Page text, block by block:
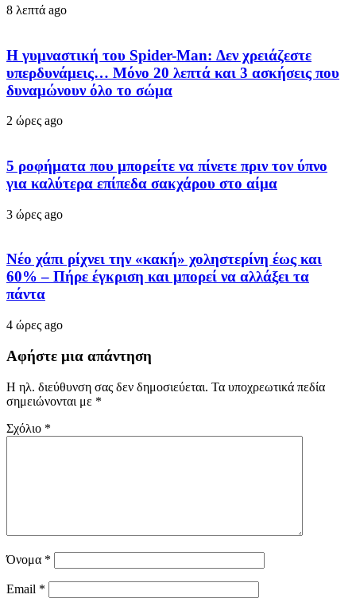
8 λεπτά ago
Η γυμναστική του Spider-Man: Δεν χρειάζεστε
υπερδυνάμεις… Μόνο 20 λεπτά και 3 ασκήσεις που
δυναμώνουν όλο το σώμα
2 ώρες ago
5 ροφήματα που μπορείτε να πίνετε πριν τον ύπνο
για καλύτερα επίπεδα σακχάρου στο αίμα
3 ώρες ago
Νέο χάπι ρίχνει την «κακή» χοληστερίνη έως και
60% – Πήρε έγκριση και μπορεί να αλλάξει τα
πάντα
4 ώρες ago
Αφήστε μια απάντηση
Η ηλ. διεύθυνση σας δεν δημοσιεύεται. Τα υποχρεωτικά πεδία
σημειώνονται με *
Σχόλιο *
Όνομα *
Email *